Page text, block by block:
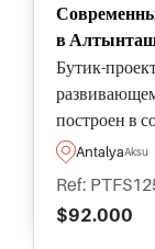
в
Бутик-
построен в
AntalyaAksu
Ref:
$92.000